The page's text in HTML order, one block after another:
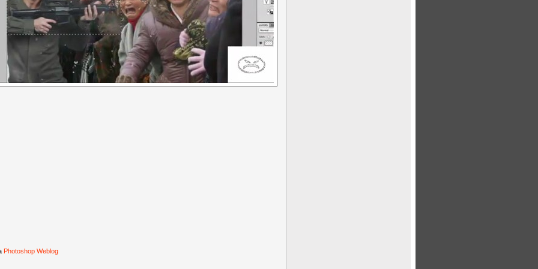
Photoshop Weblog